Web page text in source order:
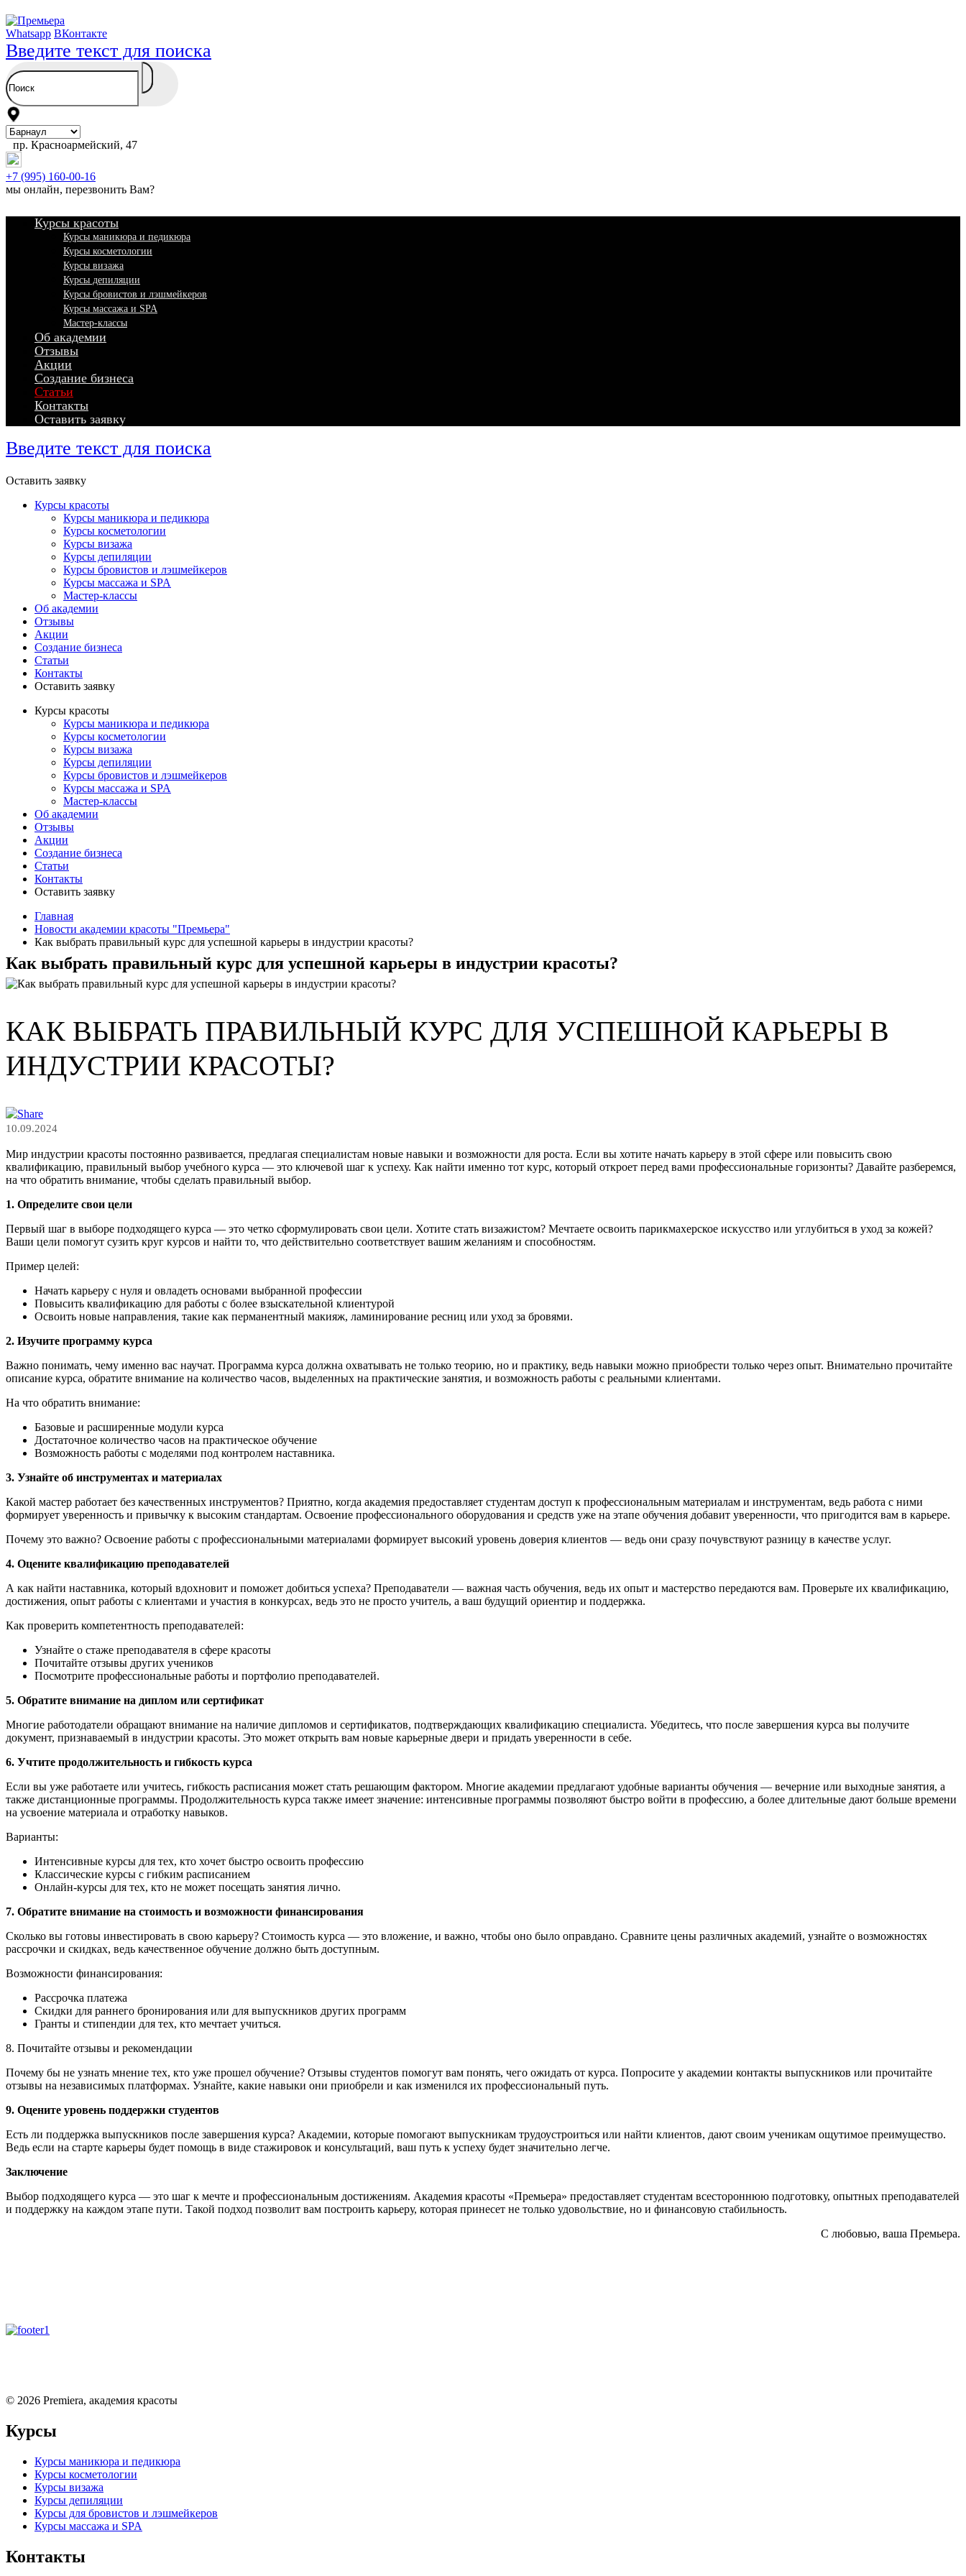
Whatsapp ВКонтакте
Введите текст для поиска
пр. Красноармейский, 47
+7 (995) 160-00-16
мы онлайн, перезвонить Вам?
Курсы красоты
Курсы маникюра и педикюра
Курсы косметологии
Курсы визажа
Курсы депиляции
Курсы бровистов и лэшмейкеров
Курсы массажа и SPA
Мастер-классы
Об академии
Отзывы
Акции
Создание бизнеса
Статьи
Контакты
Оставить заявку
Введите текст для поиска
Оставить заявку
Курсы красоты
Курсы маникюра и педикюра
Курсы косметологии
Курсы визажа
Курсы депиляции
Курсы бровистов и лэшмейкеров
Курсы массажа и SPA
Мастер-классы
Об академии
Отзывы
Акции
Создание бизнеса
Статьи
Контакты
Оставить заявку
Курсы красоты
Курсы маникюра и педикюра
Курсы косметологии
Курсы визажа
Курсы депиляции
Курсы бровистов и лэшмейкеров
Курсы массажа и SPA
Мастер-классы
Об академии
Отзывы
Акции
Создание бизнеса
Статьи
Контакты
Оставить заявку
Главная
Новости академии красоты "Премьера"
Как выбрать правильный курс для успешной карьеры в индустрии красоты?
Как выбрать правильный курс для успешной карьеры в индустрии красоты?
КАК ВЫБРАТЬ ПРАВИЛЬНЫЙ КУРС ДЛЯ УСПЕШНОЙ КАРЬЕРЫ В
ИНДУСТРИИ КРАСОТЫ?
Мир индустрии красоты постоянно развивается, предлагая специалистам новые навыки и возможности для роста. Если вы хотите начать карьеру в этой сфере или повысить свою
квалификацию, правильный выбор учебного курса — это ключевой шаг к успеху. Как найти именно тот курс, который откроет перед вами профессиональные горизонты? Давайте разберемся,
на что обратить внимание, чтобы сделать правильный выбор.
1. Определите свои цели
Первый шаг в выборе подходящего курса — это четко сформулировать свои цели. Хотите стать визажистом? Мечтаете освоить парикмахерское искусство или углубиться в уход за кожей?
Ваши цели помогут сузить круг курсов и найти то, что действительно соответствует вашим желаниям и способностям.
Пример целей:
Начать карьеру с нуля и овладеть основами выбранной профессии
Повысить квалификацию для работы с более взыскательной клиентурой
Освоить новые направления, такие как перманентный макияж, ламинирование ресниц или уход за бровями.
2. Изучите программу курса
Важно понимать, чему именно вас научат. Программа курса должна охватывать не только теорию, но и практику, ведь навыки можно приобрести только через опыт. Внимательно прочитайте
описание курса, обратите внимание на количество часов, выделенных на практические занятия, и возможность работы с реальными клиентами.
На что обратить внимание:
Базовые и расширенные модули курса
Достаточное количество часов на практическое обучение
Возможность работы с моделями под контролем наставника.
3. Узнайте об инструментах и материалах
Какой мастер работает без качественных инструментов? Приятно, когда академия предоставляет студентам доступ к профессиональным материалам и инструментам, ведь работа с ними
формирует уверенность и привычку к высоким стандартам. Освоение профессионального оборудования и средств уже на этапе обучения добавит уверенности, что пригодится вам в карьере.
Почему это важно? Освоение работы с профессиональными материалами формирует высокий уровень доверия клиентов — ведь они сразу почувствуют разницу в качестве услуг.
4. Оцените квалификацию преподавателей
А как найти наставника, который вдохновит и поможет добиться успеха? Преподаватели — важная часть обучения, ведь их опыт и мастерство передаются вам. Проверьте их квалификацию,
достижения, опыт работы с клиентами и участия в конкурсах, ведь это не просто учитель, а ваш будущий ориентир и поддержка.
Как проверить компетентность преподавателей:
Узнайте о стаже преподавателя в сфере красоты
Почитайте отзывы других учеников
Посмотрите профессиональные работы и портфолио преподавателей.
5. Обратите внимание на диплом или сертификат
Многие работодатели обращают внимание на наличие дипломов и сертификатов, подтверждающих квалификацию специалиста. Убедитесь, что после завершения курса вы получите
документ, признаваемый в индустрии красоты. Это может открыть вам новые карьерные двери и придать уверенности в себе.
6. Учтите продолжительность и гибкость курса
Если вы уже работаете или учитесь, гибкость расписания может стать решающим фактором. Многие академии предлагают удобные варианты обучения — вечерние или выходные занятия, а
также дистанционные программы. Продолжительность курса также имеет значение: интенсивные программы позволяют быстро войти в профессию, а более длительные дают больше времени
на усвоение материала и отработку навыков.
Варианты:
Интенсивные курсы для тех, кто хочет быстро освоить профессию
Классические курсы с гибким расписанием
Онлайн-курсы для тех, кто не может посещать занятия лично.
7. Обратите внимание на стоимость и возможности финансирования
Сколько вы готовы инвестировать в свою карьеру? Стоимость курса — это вложение, и важно, чтобы оно было оправдано. Сравните цены различных академий, узнайте о возможностях
рассрочки и скидках, ведь качественное обучение должно быть доступным.
Возможности финансирования:
Рассрочка платежа
Скидки для раннего бронирования или для выпускников других программ
Гранты и стипендии для тех, кто мечтает учиться.
8. Почитайте отзывы и рекомендации
Почему бы не узнать мнение тех, кто уже прошел обучение? Отзывы студентов помогут вам понять, чего ожидать от курса. Попросите у академии контакты выпускников или прочитайте
отзывы на независимых платформах. Узнайте, какие навыки они приобрели и как изменился их профессиональный путь.
9. Оцените уровень поддержки студентов
Есть ли поддержка выпускников после завершения курса? Академии, которые помогают выпускникам трудоустроиться или найти клиентов, дают своим ученикам ощутимое преимущество.
Ведь если на старте карьеры будет помощь в виде стажировок и консультаций, ваш путь к успеху будет значительно легче.
Заключение
Выбор подходящего курса — это шаг к мечте и профессиональным достижениям. Академия красоты «Премьера» предоставляет студентам всестороннюю подготовку, опытных преподавателей
и поддержку на каждом этапе пути. Такой подход позволит вам построить карьеру, которая принесет не только удовольствие, но и финансовую стабильность.
С любовью, ваша Премьера.
© 2026 Premiera, академия красоты
Курсы
Курсы маникюра и педикюра
Курсы косметологии
Курсы визажа
Курсы депиляции
Курсы для бровистов и лэшмейкеров
Курсы массажа и SPA
Контакты